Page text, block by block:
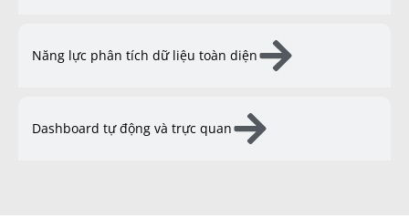
Năng lực phân tích dữ liệu toàn diện
Dashboard tự động và trực quan